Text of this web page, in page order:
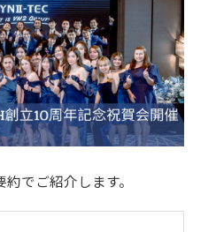
でご紹介します。